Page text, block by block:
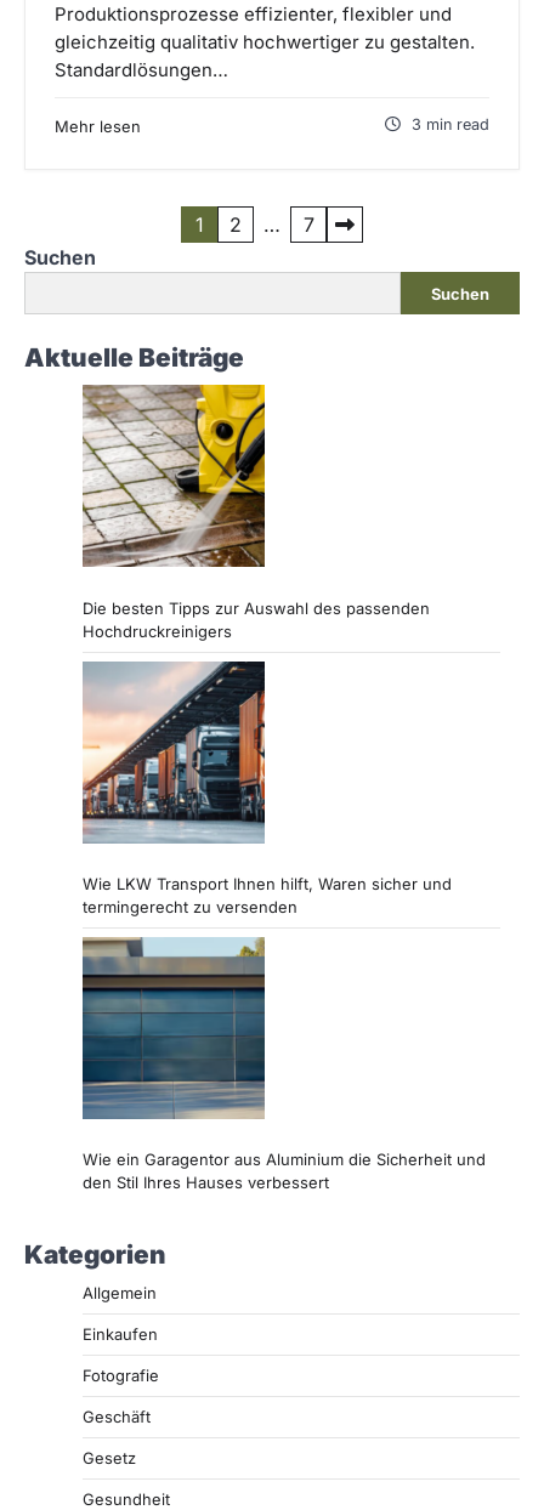
Produktionsprozesse effizienter, flexibler und
gleichzeitig qualitativ hochwertiger zu gestalten.
Standardlösungen…
Mehr lesen 3 min read
o
s
1 2 …
7
Suchen
Suchen
Aktuelle Beiträge
Die besten Tipps zur Auswahl des passenden
Hochdruckreinigers
Wie LKW Transport Ihnen hilft, Waren sicher und
termingerecht zu versenden
Wie ein Garagentor aus Aluminium die Sicherheit und
den Stil Ihres Hauses verbessert
Kategorien
Allgemein
Einkaufen
Fotografie
Geschäft
Gesetz
Gesundheit